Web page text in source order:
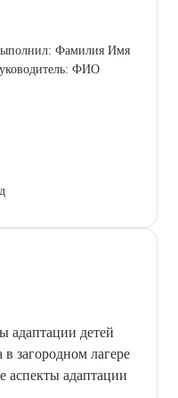
Фамилия Имя
ФИО
адаптации детей
загородном лагере
аспекты адаптации